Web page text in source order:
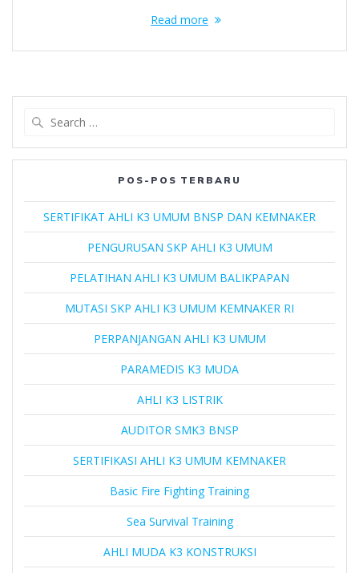
Read more
POS-POS TERBARU
SERTIFIKAT AHLI K3 UMUM BNSP DAN KEMNAKER
PENGURUSAN SKP AHLI K3 UMUM
PELATIHAN AHLI K3 UMUM BALIKPAPAN
MUTASI SKP AHLI K3 UMUM KEMNAKER RI
PERPANJANGAN AHLI K3 UMUM
PARAMEDIS K3 MUDA
AHLI K3 LISTRIK
AUDITOR SMK3 BNSP
SERTIFIKASI AHLI K3 UMUM KEMNAKER
Basic Fire Fighting Training
Sea Survival Training
AHLI MUDA K3 KONSTRUKSI